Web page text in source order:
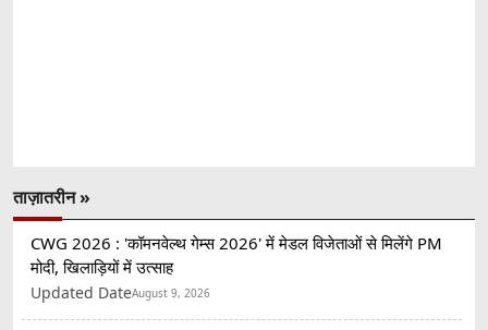
ताज़ातरीन »
CWG 2026 : 'कॉमनवेल्थ गेम्स 2026' में मेडल विजेताओं से मिलेंगे PM
मोदी, खिलाड़ियों में उत्साह
Updated DateAugust 9, 2026